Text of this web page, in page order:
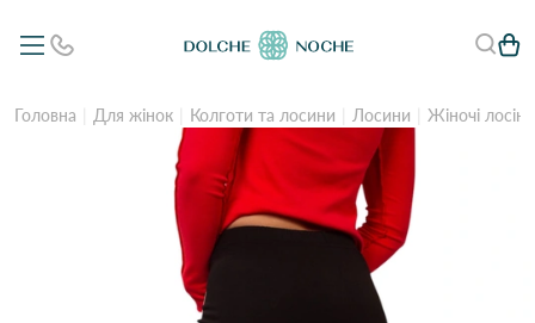
Головна Для жінок Колготи та лосини Лосини Жіночі